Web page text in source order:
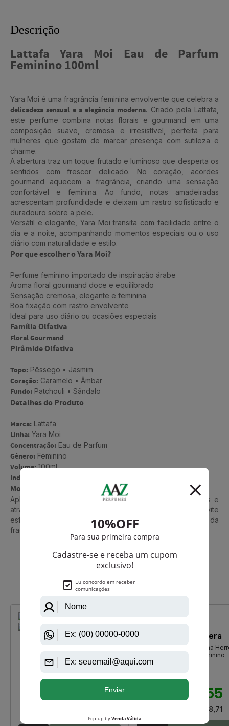
Descrição
Lattafa Yara Moi Eau de Parfum
Feminino 100ml
Yara Moi é uma fragrância feminina envolvente que celebra a
delicadeza sensual e a elegância moderna. Criado pela Lattafa,
este perfume combina notas florais e gourmand em uma
composição suave, cremosa e irresistível, perfeita para
mulheres que gostam de marcar presença com sutileza e
charme.
A abertura traz um toque frutado e luminoso que desperta os
sentidos com frescor delicado. No coração, acordes
gourmand aquecem a fragrância, criando uma sensação
confortável e feminina. Ao fundo, notas amadeiradas
acrescentam profundidade e deixam um rastro sofisticado e
duradouro sobre a pele.
Versátil e elegante, Yara Moi transita com facilidade entre o
dia e a noite, acompanhando momentos especiais ou o uso
diário com naturalidade e estilo.
Por que escolher o Yara Moi?
Perfume feminino importado de inspiração árabe
Aroma floral gourmand doce e equilibrado
Sensação cremosa, elegante e feminina
Boa fixação com rastro envolvente
Ideal para uso diário ou ocasiões especiais
Família Olfativa
Floral Gourmand
Pirâmide Olfativa
Topo: Pêssego • Jasmim
Coração: Caramelo • Âmbar
Fundo: Patchouli • Sândalo
Detalhes do Produto
Marca: Lattafa
Linha: Yara Moi
Concentração: Eau de Parfum
Gênero: Feminino
Volume:100ml
Indicação:
Modo de Uso
Aplique nos pontos de pulsação como pescoço, pulsos e
atrás das orelhas, mantendo leve distância da pele. Evite
esfregar após a aplicação para preservar a evolução da
fragrância.
Que viu, viu também
Cacharel
Feminino
R$ 470,25
Carolina Herrera
212 Vip Rose De Carolina
Eau De Parfum Feminino
R$ 489,00
R$ 464,55
R$ 38,71